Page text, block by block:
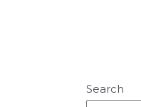
Search